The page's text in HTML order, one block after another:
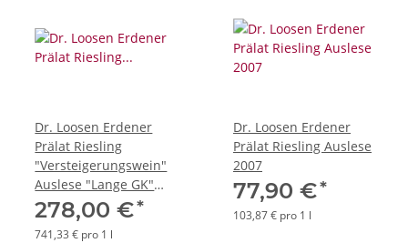
Dr. Loosen Erdener
Prälat Riesling
"Versteigerungswein"
Auslese "Lange GK"
2011 *Demi* in
Geschenkbox
278,00 €*
741,33 € pro 1 l
Dr. Loosen Erdener
Prälat Riesling Auslese
2007
77,90 €*
103,87 € pro 1 l